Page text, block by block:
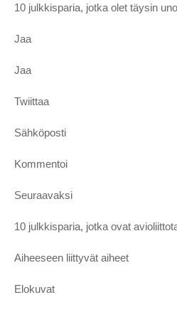
10 julkkisparia, jotka olet täysin
Jaa
Jaa
Twiittaa
Sähköposti
Kommentoi
Seuraavaksi
10 julkkisparia, jotka ovat
Aiheeseen liittyvät aiheet
Elokuvat